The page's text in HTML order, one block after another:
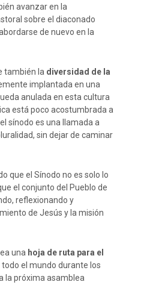
avanzar en la
sobre el diaconado
de nuevo en la
también la diversidad de la
implantada en una
anulada en esta cultura
está poco acostumbrada a
sínodo es una llamada a
sin dejar de caminar
que el Sínodo no es solo lo
el conjunto del Pueblo de
reflexionando y
de Jesús y la misión
una hoja de ruta para el
el mundo durante los
la próxima asamblea